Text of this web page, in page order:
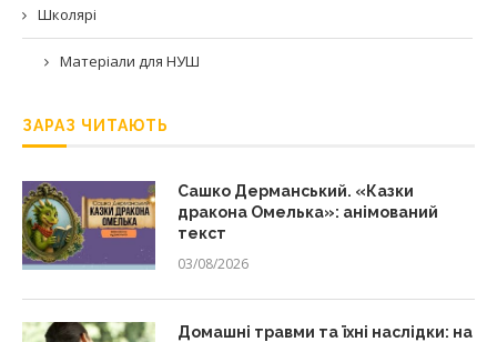
Школярі
Матеріали для НУШ
ЗАРАЗ ЧИТАЮТЬ
Сашко Дерманський. «Казки
дракона Омелька»: анімований
текст
03/08/2026
Домашні травми та їхні наслідки: на